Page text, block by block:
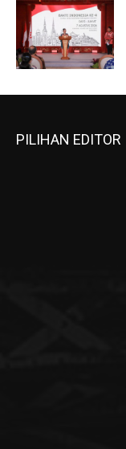
PILIHAN EDITOR